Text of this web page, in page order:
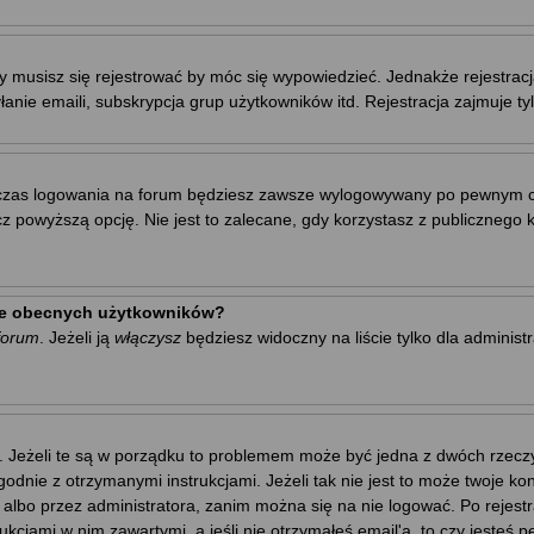
się rejestrować by móc się wypowiedzieć. Jednakże
emaili, subskrypcja grup użytkowników itd. Rejestracja zajmuje
logowania na forum będziesz zawsze wylogowywany po pewnym
powyższą opcję. Nie jest to zalecane, gdy korzystasz z
obecnych użytkowników?
. Jeżeli ją włączysz będziesz widoczny na liście tylko dla
te są w porządku to problemem może być jedna z dwóch
z otrzymanymi instrukcjami. Jeżeli tak nie jest to może twoje
przez administratora, zanim można się na nie logować. Po